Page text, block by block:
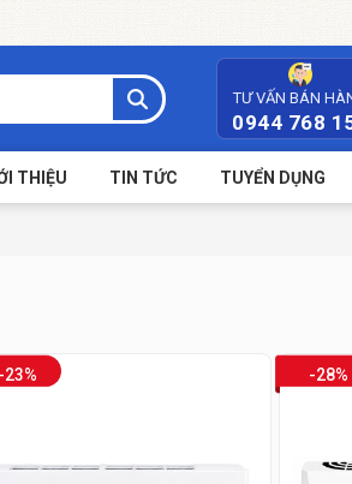
TƯ VẤN BÁN
0944 768
THIỆU TIN TỨC TUYỂN DỤNG
-23% -28%